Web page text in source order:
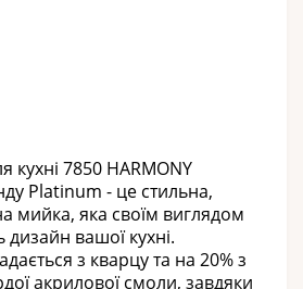
кухні 7850 HARMONY
Platinum - це стильна,
мийка, яка своїм виглядом
вашої кухні.
з кварцу та на 20% з
акрилової смоли, завдяки